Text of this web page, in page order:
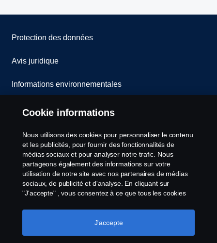
Protection des données
Avis juridique
Informations environnementales
Whistleblowing
Contact
Cookies politique
Paramètres des cookies
Cookie informations
Nous utilisons des cookies pour personnaliser le contenu
et les publicités, pour fournir des fonctionnalités de
médias sociaux et pour analyser notre trafic. Nous
partageons également des informations sur votre
utilisation de notre site avec nos partenaires de médias
sociaux, de publicité et d'analyse. En cliquant sur
"J'accepte" , vous consentez à ce que tous les cookies
Vous pouvez également gérer vos cookies en cliquant
sur "Paramètres des cookies" et en sélectionnant les
J'accepte